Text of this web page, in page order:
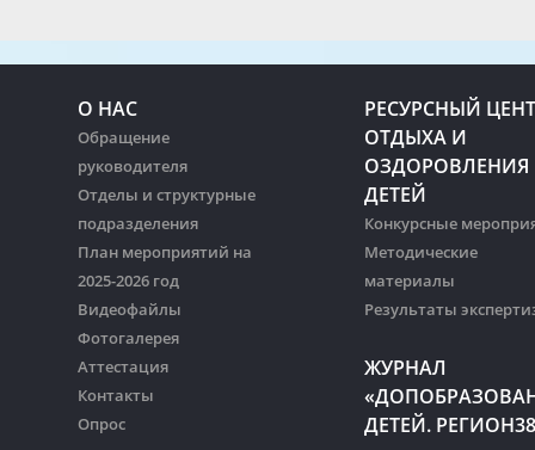
О НАС
Обращение
руководителя
Отделы и структурные
подразделения
План мероприятий на
2025-2026 год
Видеофайлы
Фотогалерея
Аттестация
Контакты
Опрос
РЕСУРСНЫЙ
ОТДЫХА И
ОЗДОРОВЛЕНИЯ
ДЕТЕЙ
Конкурсные
Методические
материалы
Результаты
ЖУРНАЛ
ДЕТЕЙ.